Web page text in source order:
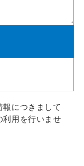
につきまして
利用を行いませ